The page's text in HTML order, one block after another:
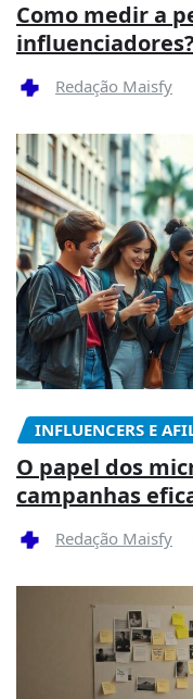
Como medir a
influenciadores?
Redação Maisfy
INFLUENCERS E
O papel dos
campanhas
Redação Maisfy